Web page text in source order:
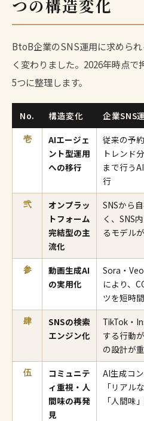
つの構造変化
BtoB企業のSNS運用に求めら
く変わりました。2026年時点
5つに整理します。
No. 構造変化 企業SNS
壱
AIエージェ
ント型運用
への移行
従来の予
トレンド
まで行う
行
弐
オンプラッ
トフォーム
完結型の主
流化
SNSから
く、SNS
るモデル
参
動画生成AI
の実用化
Sora・
により、
ツを短時
肆
SNSの検索
エンジン化
TikTok・
する行動
の設計が
伍
コミュニテ
ィ重視・人
間味の再発
見
AI生成コ
「リアル
「人間味